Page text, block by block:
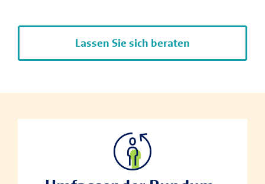
Lassen Sie sich beraten